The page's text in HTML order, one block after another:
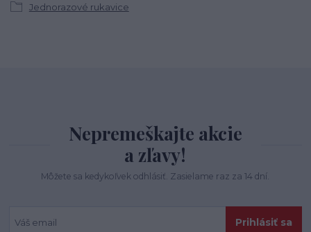
Jednorazové rukavice
Nepremeškajte akcie
a zľavy!
Môžete sa kedykoľvek odhlásiť. Zasielame raz za 14 dní.
Prihlásiť sa